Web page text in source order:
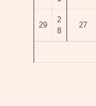
27
2
8
29